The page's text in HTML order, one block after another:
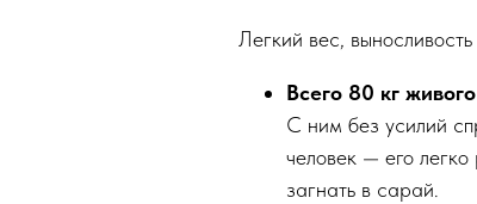
Легкий вес,
Всего 80 кг
С ним без усилий
человек — его легко
загнать в сарай.